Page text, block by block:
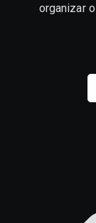
organizar o